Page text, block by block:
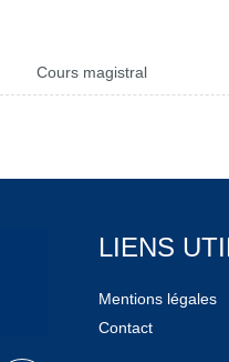
Cours magistral
LIENS
Mentions légales
Contact